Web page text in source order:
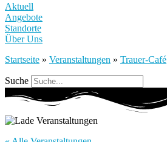
Aktuell
Angebote
Standorte
Über Uns
Startseite » Veranstaltungen » Trauer-Café
Suche